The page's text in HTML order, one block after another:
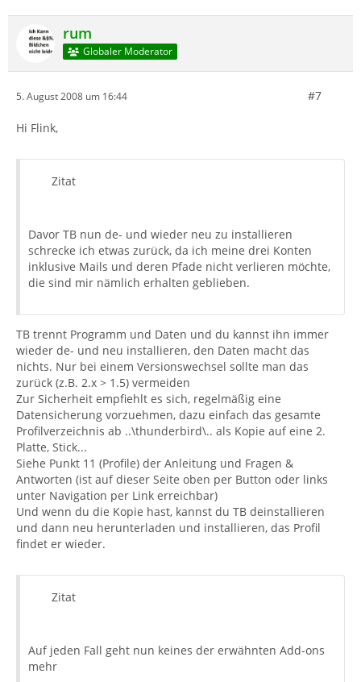
rum
Globaler Moderator
5. August 2008 um 16:44 #7
Hi Flink,
Zitat
Davor TB nun de- und wieder neu zu installieren
schrecke ich etwas zurück, da ich meine drei Konten
inklusive Mails und deren Pfade nicht verlieren möchte,
die sind mir nämlich erhalten geblieben.
TB trennt Programm und Daten und du kannst ihn immer
wieder de- und neu installieren, den Daten macht das
nichts. Nur bei einem Versionswechsel sollte man das
zurück (z.B. 2.x > 1.5) vermeiden
Zur Sicherheit empfiehlt es sich, regelmäßig eine
Datensicherung vorzuehmen, dazu einfach das gesamte
Profilverzeichnis ab ..\thunderbird\.. als Kopie auf eine 2.
Platte, Stick...
Siehe Punkt 11 (Profile) der Anleitung und Fragen &
Antworten (ist auf dieser Seite oben per Button oder links
unter Navigation per Link erreichbar)
Und wenn du die Kopie hast, kannst du TB deinstallieren
und dann neu herunterladen und installieren, das Profil
findet er wieder.
Zitat
Auf jeden Fall geht nun keines der erwähnten Add-ons
mehr